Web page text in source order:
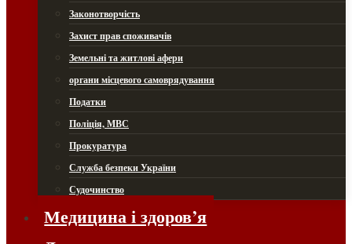
Законотворчість
Захист прав споживачів
Земельні та житлові афери
органи місцевого самоврядування
Податки
Поліція, МВС
Прокуратура
Служба безпеки України
Судочинство
Медицина і здоров’я